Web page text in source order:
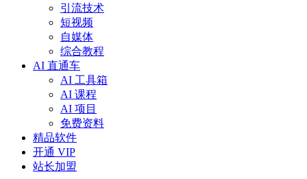
引流技术
短视频
自媒体
综合教程
AI 直通车
AI 工具箱
AI 课程
AI 项目
免费资料
精品软件
开通 VIP
站长加盟